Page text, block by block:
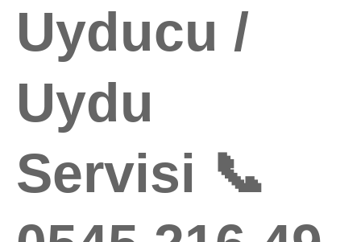
Uyducu /
Uydu
Servisi 📞